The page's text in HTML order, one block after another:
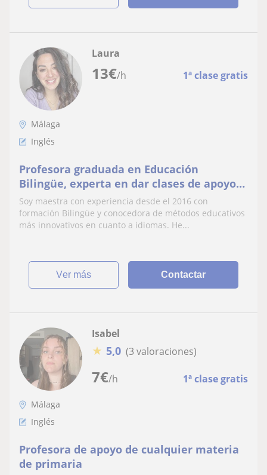
13€/h 1ª clase gratis
Laura
Málaga
Inglés
Profesora graduada en Educación
Bilingüe, experta en dar clases de apoyo
de forma interactiva e innovativa desde
hace más de 4 años se ofrece a dar clases
de inglés a niños/as desde infantil a
Soy maestra con experiencia desde el 2016 con
formación Bilingüe y conocedora de métodos educativos
más innovativos en cuanto a idiomas. He...
ver más Contactar
7€/h 1ª clase gratis
Isabel
★ 5,0 (3 valoraciones)
Málaga
Inglés
Profesora de apoyo de cualquier materia
de primaria